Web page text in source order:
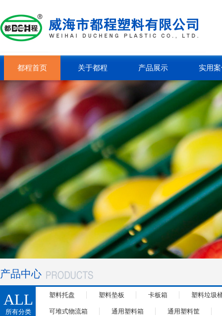
都程首页 关于都程 产品展示 实用
产品中心
ALL
所有分类
塑料托盘 塑料垫板 卡板箱 塑料垃圾
可堆式物流箱 通用塑料箱 通用塑料筐